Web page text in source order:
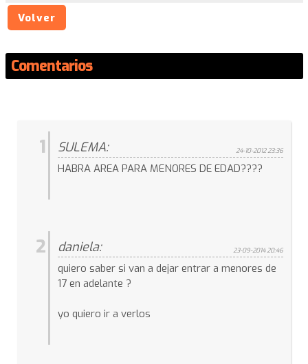
Volver
Comentarios
1 SULEMA: 24-10-2012 23:36
HABRA AREA PARA MENORES DE EDAD????
2 daniela: 23-09-2014 20:46
quiero saber si van a dejar entrar a menores de
17 en adelante ?
yo quiero ir a verlos